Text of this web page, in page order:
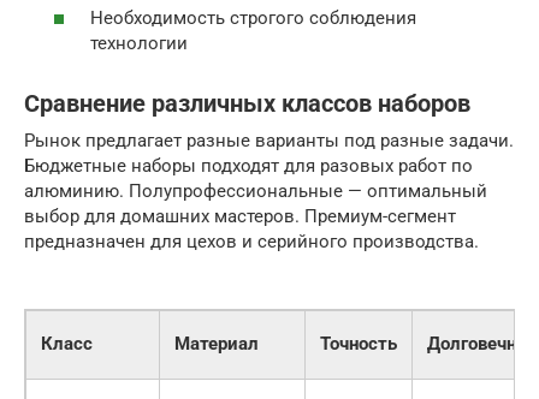
Необходимость строгого соблюдения
технологии
Сравнение различных классов наборов
Рынок предлагает разные варианты под разные задачи.
Бюджетные наборы подходят для разовых работ по
алюминию. Полупрофессиональные — оптимальный
выбор для домашних мастеров. Премиум-сегмент
предназначен для цехов и серийного производства.
Класс Материал Точность